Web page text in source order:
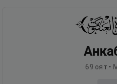
69 оят •